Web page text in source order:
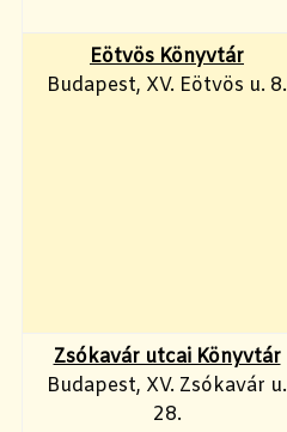
Eötvös Könyvtár
Budapest, XV. Eötvös u. 8.
Zsókavár utcai Könyvtár
Budapest, XV. Zsókavár u.
28.